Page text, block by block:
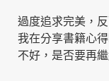
過度追求完美，
我在分享書籍心
不好，是否要再